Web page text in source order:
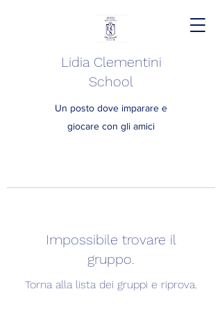
Lidia Clementini
School
Un posto dove imparare e
giocare con gli amici
Impossibile trovare il
gruppo.
Torna alla lista dei gruppi e riprova.